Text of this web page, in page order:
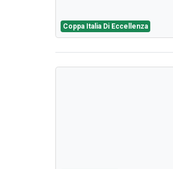
Coppa Italia Di Eccellenza